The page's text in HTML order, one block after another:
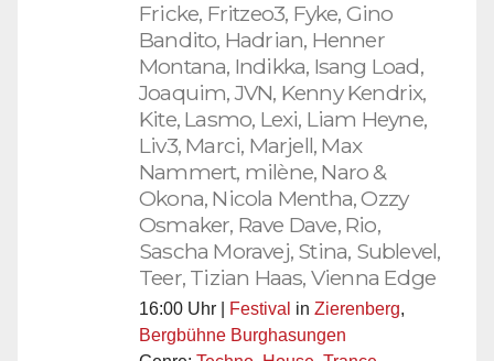
Fricke, Fritzeo3, Fyke, Gino
Bandito, Hadrian, Henner
Montana, Indikka, Isang Load,
Joaquim, JVN, Kenny Kendrix,
Kite, Lasmo, Lexi, Liam Heyne,
Liv3, Marci, Marjell, Max
Nammert, milène, Naro &
Okona, Nicola Mentha, Ozzy
Osmaker, Rave Dave, Rio,
Sascha Moravej, Stina, Sublevel,
Teer, Tizian Haas, Vienna Edge
16:00 Uhr | Festival in Zierenberg,
Bergbühne Burghasungen